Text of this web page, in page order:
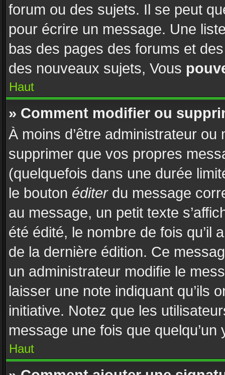
forum ou des sujets. Il se peut
pour écrire un message. Une
bas des pages des forums et
des nouveaux sujets, Vous
Haut
» Comment modifier ou
À moins d’être administrateur
supprimer que vos propres
(quelquefois dans une durée
le bouton éditerdu message
au message, un petit texte
été édité, le nombre de fois qu’il
de la dernière édition. Ce
un administrateur modifie le
laisser une note indiquant qu’ils
initiative. Notez que les
message une fois que quelqu’un
Haut